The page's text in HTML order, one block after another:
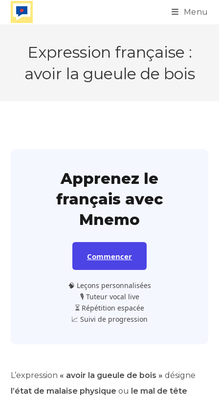
Skip
Menu
Expression française :
avoir la gueule de bois
Apprenez le
français avec
Mnemo
Commencer
🧠 Leçons personnalisées
🎙️ Tuteur vocal live
⏳ Répétition espacée
📈 Suivi de progression
L’expression « avoir la gueule de bois » désigne
l’état de malaise physique ou le mal de tête